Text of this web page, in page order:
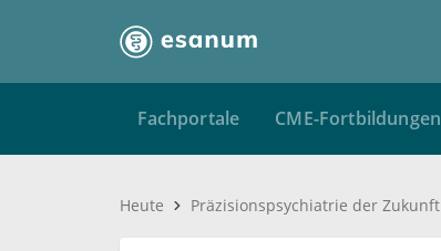
Fachportale CME-Fortbildungen
Heute